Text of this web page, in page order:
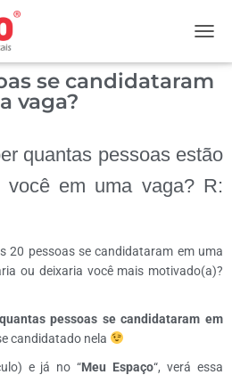
se candidataram
vaga?
quantas pessoas estão
você em uma vaga? R:
20 pessoas se candidataram em uma
ou deixaria você mais motivado(a)?
pessoas se candidataram em
candidatado nela
e já no “Meu Espaço“, verá essa